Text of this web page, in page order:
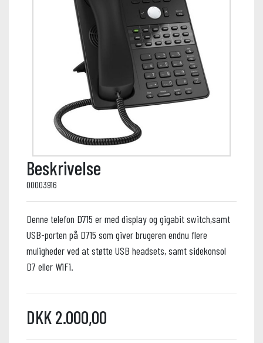
Beskrivelse
00003916
Denne telefon D715 er med display og gigabit switch,samt
USB-porten på D715 som giver brugeren endnu flere
muligheder ved at støtte USB headsets, samt sidekonsol
D7 eller WiFi.
DKK 2.000,00